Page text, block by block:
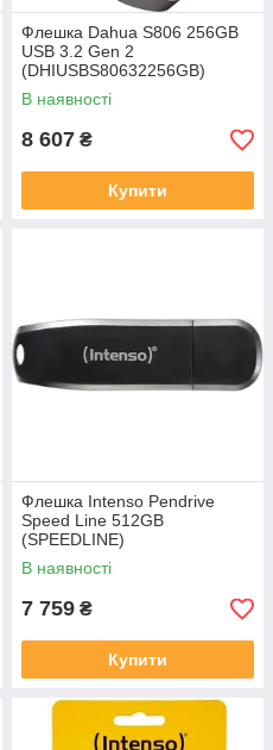
Флешка Dahua S806 256GB
USB 3.2 Gen 2
(DHIUSBS80632256GB)
В наявності
8 607 ₴
Купити
Флешка Intenso Pendrive
Speed Line 512GB
(SPEEDLINE)
В наявності
7 759 ₴
Купити